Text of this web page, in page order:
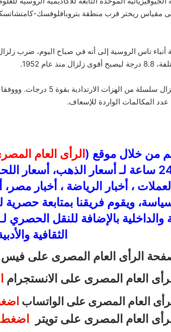
أنباء تاس الروسية إلى أنه في صباح اليوم، ضرب
منذ عام 1952.
وتبع ذلك الزلزال سلسلة من
عدد المكالمات الواردة للإسعاف.
من خلال موقع ( الرأى العام
مدار الـ 24 ساعة لـ أسعار الذهب،
، أخبار الرياضة ، أخبار
ويقوم فريقنا بمتابعة
والداخلية بالإضافة للنقل الحصري
الثقافية
صفحة الرأى العام المصرى على
العام المصرى على الانستجرام
العام المصرى على الواتساب
العام المصرى على تويتر
اضغط